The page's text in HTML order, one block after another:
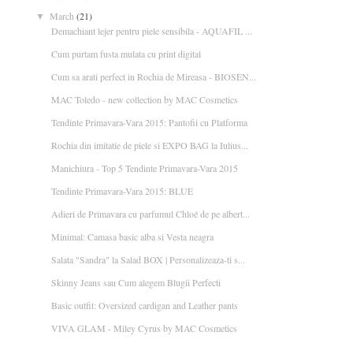
▼ March (21)
Demachiant lejer pentru piele sensibila - AQUAFIL ...
Cum purtam fusta mulata cu print digital
Cum sa arati perfect in Rochia de Mireasa - BIOSEN...
MAC Toledo - new collection by MAC Cosmetics
Tendinte Primavara-Vara 2015: Pantofii cu Platforma
Rochia din imitatie de piele si EXPO BAG la Iulius...
Manichiura - Top 5 Tendinte Primavara-Vara 2015
Tendinte Primavara-Vara 2015: BLUE
Adieri de Primavara cu parfumul Chloé de pe albert...
Minimal: Camasa basic alba si Vesta neagra
Salata "Sandra" la Salad BOX | Personalizeaza-ti s...
Skinny Jeans sau Cum alegem Blugii Perfecti
Basic outfit: Oversized cardigan and Leather pants
VIVA GLAM - Miley Cyrus by MAC Cosmetics